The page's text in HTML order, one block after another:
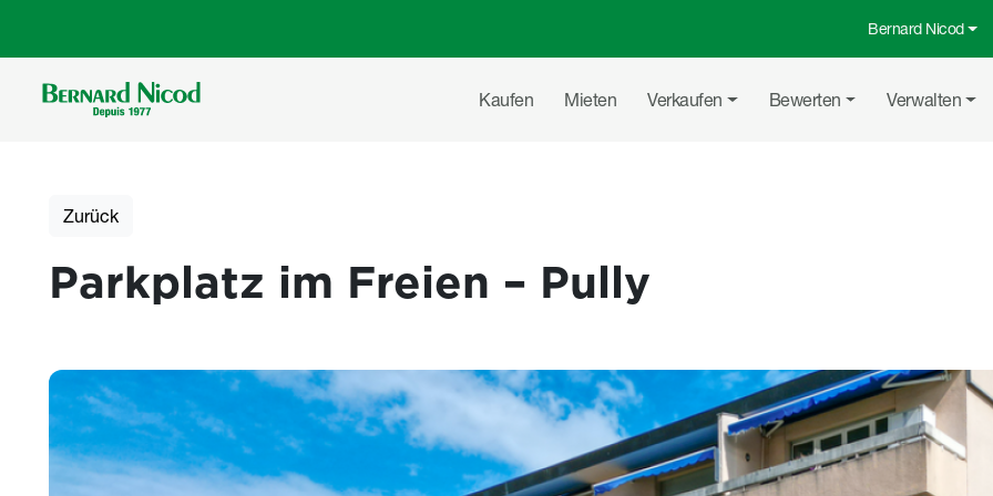
Top-Menü
Bernard Nicod
Hauptnavigation
Kaufen Mieten Verkaufen Bewerten Verwalten
Zurück
Parkplatz im Freien – Pully
Photos